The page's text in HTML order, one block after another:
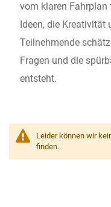
vom klaren Fahrplan
Ideen, die Kreativität
Teilnehmende
Fragen und die
entsteht.
Leider können wir
finden.